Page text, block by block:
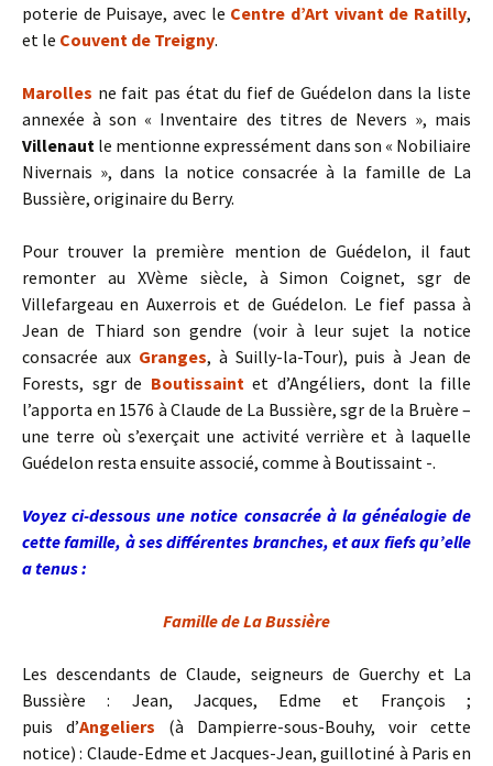
poterie de Puisaye, avec le Centre d’Art vivant de Ratilly,
et le Couvent de Treigny.
Marolles ne fait pas état du fief de Guédelon dans la liste
annexée à son « Inventaire des titres de Nevers », mais
Villenaut le mentionne expressément dans son « Nobiliaire
Nivernais », dans la notice consacrée à la famille de La
Bussière, originaire du Berry.
Pour trouver la première mention de Guédelon, il faut
remonter au XVème siècle, à Simon Coignet, sgr de
Villefargeau en Auxerrois et de Guédelon. Le fief passa à
Jean de Thiard son gendre (voir à leur sujet la notice
consacrée aux Granges, à Suilly-la-Tour), puis à Jean de
Forests, sgr de Boutissaint et d’Angéliers, dont la fille
l’apporta en 1576 à Claude de La Bussière, sgr de la Bruère –
une terre où s’exerçait une activité verrière et à laquelle
Guédelon resta ensuite associé, comme à Boutissaint -.
Voyez ci-dessous une notice consacrée à la généalogie de
cette famille, à ses différentes branches, et aux fiefs qu’elle
a tenus :
Famille de La Bussière
Les descendants de Claude, seigneurs de Guerchy et La
Bussière : Jean, Jacques, Edme et François ;
puis d’Angeliers (à Dampierre-sous-Bouhy, voir cette
notice) : Claude-Edme et Jacques-Jean, guillotiné à Paris en